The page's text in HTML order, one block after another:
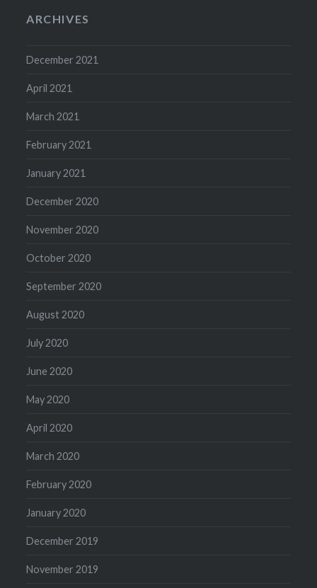
ARCHIVES
December 2021
April 2021
March 2021
February 2021
January 2021
December 2020
November 2020
October 2020
September 2020
August 2020
July 2020
June 2020
May 2020
April 2020
March 2020
February 2020
January 2020
December 2019
November 2019